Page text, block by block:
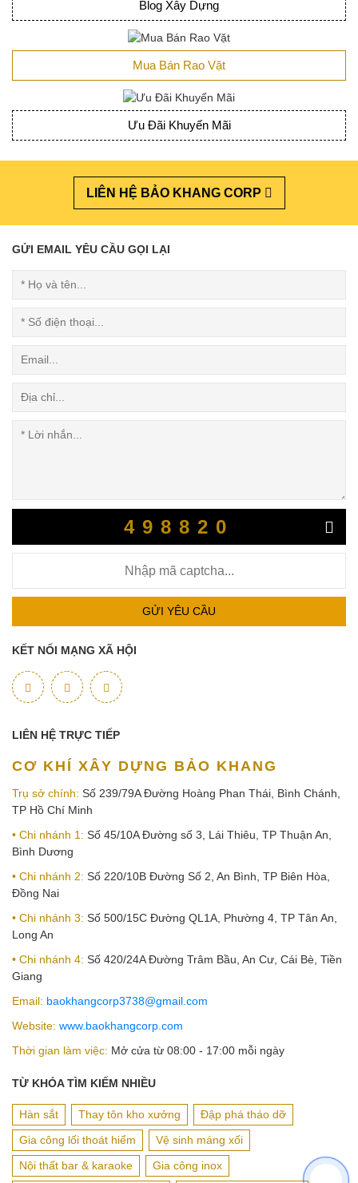
Blog Xây Dựng
Mua Bán Rao Vặt
Ưu Đãi Khuyến Mãi
LIÊN HỆ BẢO KHANG CORP
GỬI EMAIL YÊU CẦU GỌI LẠI
498820
GỬI YÊU CẦU
KẾT NỐI MẠNG XÃ HỘI
LIÊN HỆ TRỰC TIẾP
CƠ KHÍ XÂY DỰNG BẢO KHANG
Trụ sở chính: Số 239/79A Đường Hoàng Phan Thái, Bình Chánh,
TP Hồ Chí Minh
• Chi nhánh 1: Số 45/10A Đường số 3, Lái Thiêu, TP Thuận An,
Bình Dương
• Chi nhánh 2: Số 220/10B Đường Số 2, An Bình, TP Biên Hòa,
Đồng Nai
• Chi nhánh 3: Số 500/15C Đường QL1A, Phường 4, TP Tân An,
Long An
• Chi nhánh 4: Số 420/24A Đường Trâm Bầu, An Cư, Cái Bè, Tiền
Giang
Email: baokhangcorp3738@gmail.com
Website: www.baokhangcorp.com
Thời gian làm việc: Mở cửa từ 08:00 - 17:00 mỗi ngày
TỪ KHÓA TÌM KIẾM NHIỀU
Hàn sắt Thay tôn kho xưởng
Đập phá tháo dỡ
Gia công lối thoát hiểm
Vệ sinh máng xối
Nội thất bar & karaoke
Gia công inox